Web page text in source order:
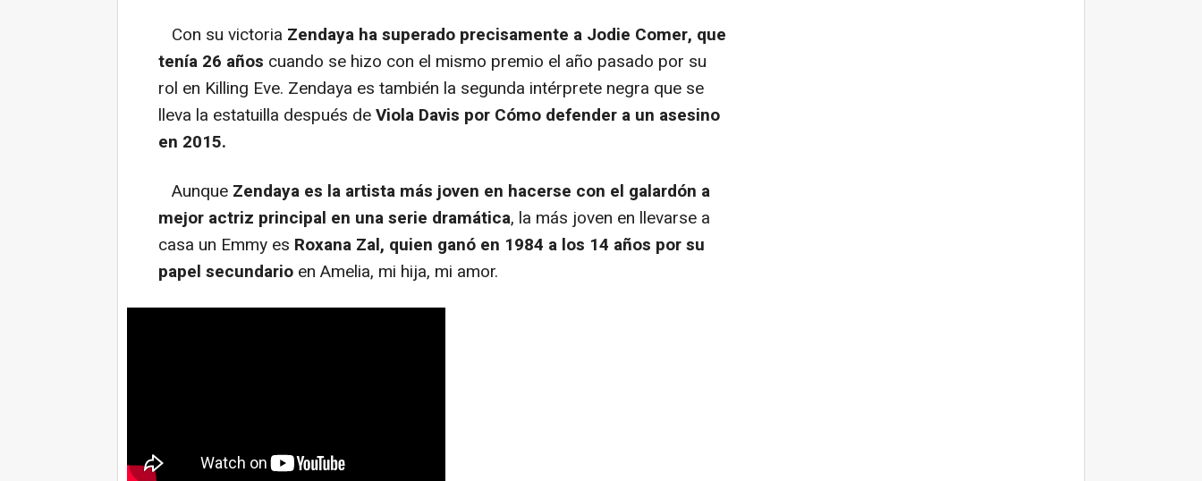
Con su victoria Zendaya ha superado precisamente a Jodie Comer, que
tenía 26 años cuando se hizo con el mismo premio el año pasado por su
rol en Killing Eve. Zendaya es también la segunda intérprete negra que se
lleva la estatuilla después deViola Davis por Cómo defender a un asesino
en 2015.
Aunque Zendaya es la artista más joven en hacerse con el galardón a
mejor actriz principal en una serie dramática, la más joven en llevarse a
casa un Emmy es Roxana Zal, quien ganó en 1984 a los 14 años por su
papel secundario en Amelia, mi hija, mi amor.